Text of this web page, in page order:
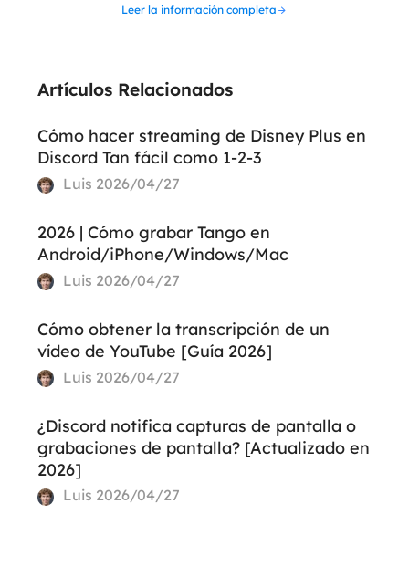
Leer la información completa
Artículos Relacionados
Cómo hacer streaming de Disney Plus en
Discord Tan fácil como 1-2-3
Luis 2026/04/27
2026 | Cómo grabar Tango en
Android/iPhone/Windows/Mac
Luis 2026/04/27
Cómo obtener la transcripción de un
vídeo de YouTube [Guía 2026]
Luis 2026/04/27
¿Discord notifica capturas de pantalla o
grabaciones de pantalla? [Actualizado en
2026]
Luis 2026/04/27